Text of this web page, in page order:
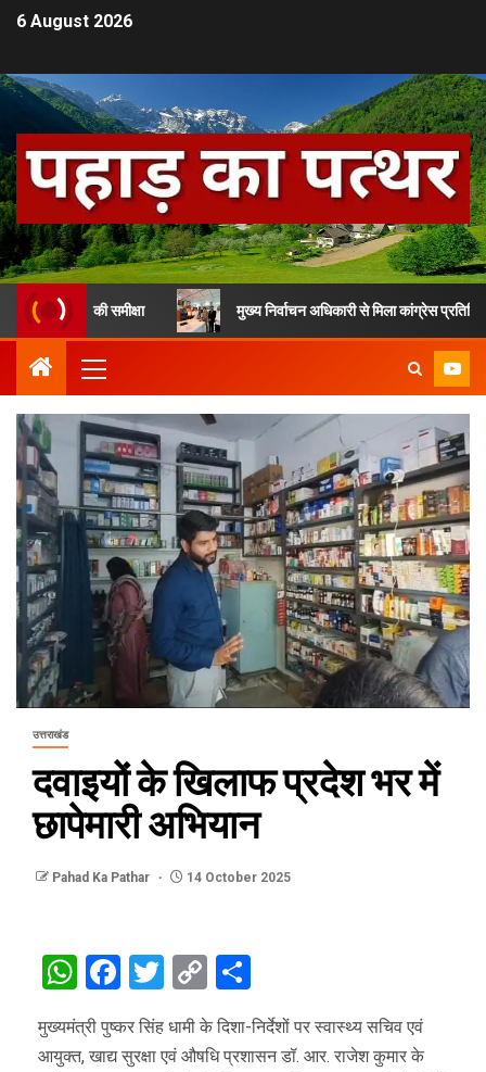
6 August 2026
की समीक्षा मुख्य निर्वाचन अधिकारी से मिला कांग्रेस प्रतिनिधिमंडल,
उत्तराखंड
दवाइयों के खिलाफ प्रदेश भर में
छापेमारी अभियान
Pahad Ka Pathar 14 October 2025
WhatsApp
Facebook
Twitter
Copy
Link
मुख्यमंत्री पुष्कर सिंह धामी के दिशा-निर्देशों पर स्वास्थ्य सचिव एवं
आयुक्त, खाद्य सुरक्षा एवं औषधि प्रशासन डॉ. आर. राजेश कुमार के